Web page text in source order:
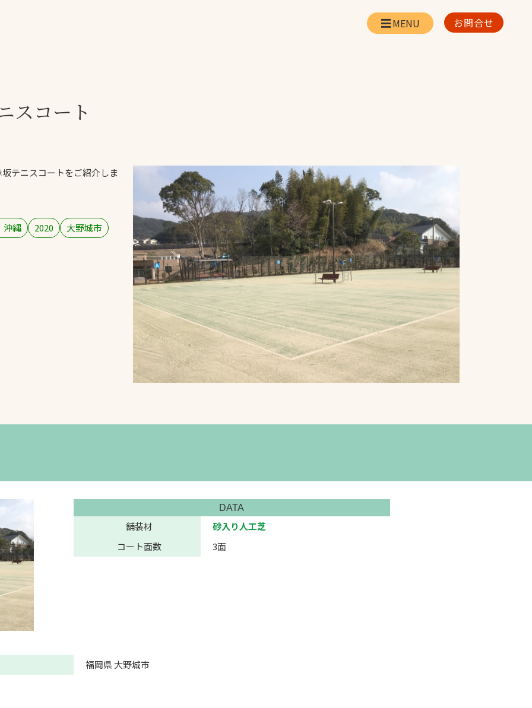
人
全天候舗装
人工芝舗装
施設管理
パークマネジメント
スポーツターフ（芝
飛散・流出防止対策
施工・管理実績一覧
アスリートパートナ
ー
採用情報
お取引先の皆様へ
プライバシーポリシ
ソーシャルメディア
ポリシー
検索
お問合せ
スコート
テニスコートをご紹介しま
沖縄 2020 大野城市
DATA
舗装材
砂入り人工芝
コート面数
3面
福岡県 大野城市